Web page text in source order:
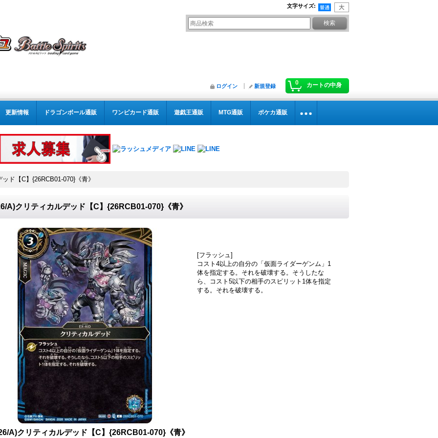
文字サイズ:
0 カートの中身
ログイン 新規登録
更新情報 ドラゴンボール通販 ワンピカード通販 遊戯王通販 MTG通販 ポケカ通販
ド【C】{26RCB01-070}《青》
A)クリティカルデッド【C】{26RCB01-070}《青》
[フラッシュ]
コスト4以上の自分の「仮面ライダーゲンム」1
体を指定する。それを破壊する。そうしたな
ら、コスト5以下の相手のスピリット1体を指定
する。それを破壊する。
A)クリティカルデッド【C】{26RCB01-070}《青》